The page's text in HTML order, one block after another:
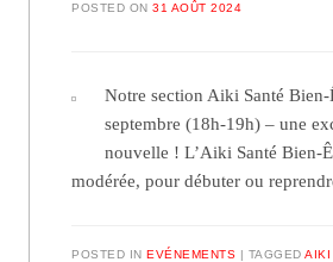
POSTED ON31 AOÛT 2024
Notre section Aiki Santé
septembre (18h-19h) – une
nouvelle ! L’Aiki Santé Bien-
modérée, pour débuter ou
POSTED INEVÉNEMENTS TAGGEDAIKI